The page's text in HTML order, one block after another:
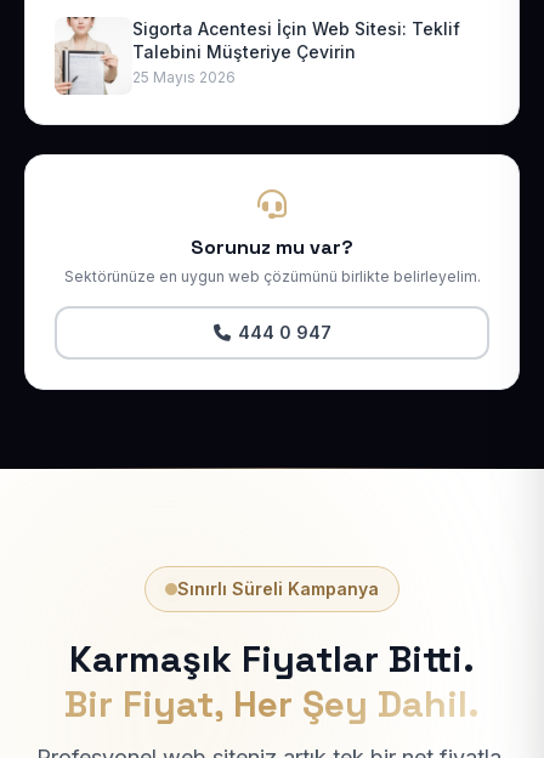
Sigorta Acentesi İçin Web Sitesi: Teklif
Talebini Müşteriye Çevirin
25 Mayıs 2026
Sorunuz mu var?
Sektörünüze en uygun web çözümünü birlikte belirleyelim.
444 0 947
Sınırlı Süreli Kampanya
Karmaşık Fiyatlar Bitti.
Bir Fiyat, Her Şey Dahil.